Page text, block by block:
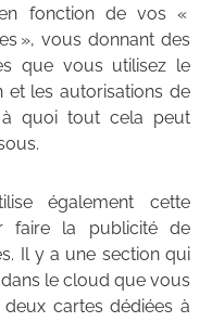
fonction de vos «
», vous donnant des
que vous utilisez le
et les autorisations de
à quoi tout cela peut
également cette
faire la publicité de
Il y a une section qui
le cloud que vous
cartes dédiées à